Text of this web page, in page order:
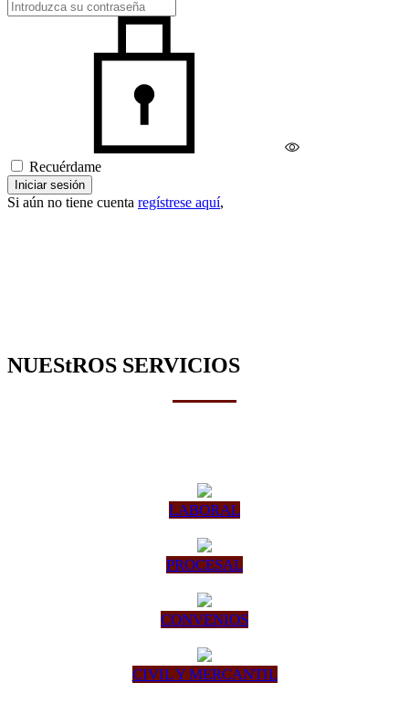
Recuérdame
Iniciar sesión
Si aún no tiene cuenta regístrese aquí,
NUEStROS SERVICIOS
LABORAL
PROCESAL
CONVENIOS
CIVIL Y MERCANTIL